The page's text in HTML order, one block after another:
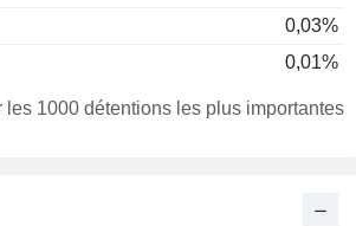
0,03%
0,01%
0,01%
les 1000 détentions les plus importantes